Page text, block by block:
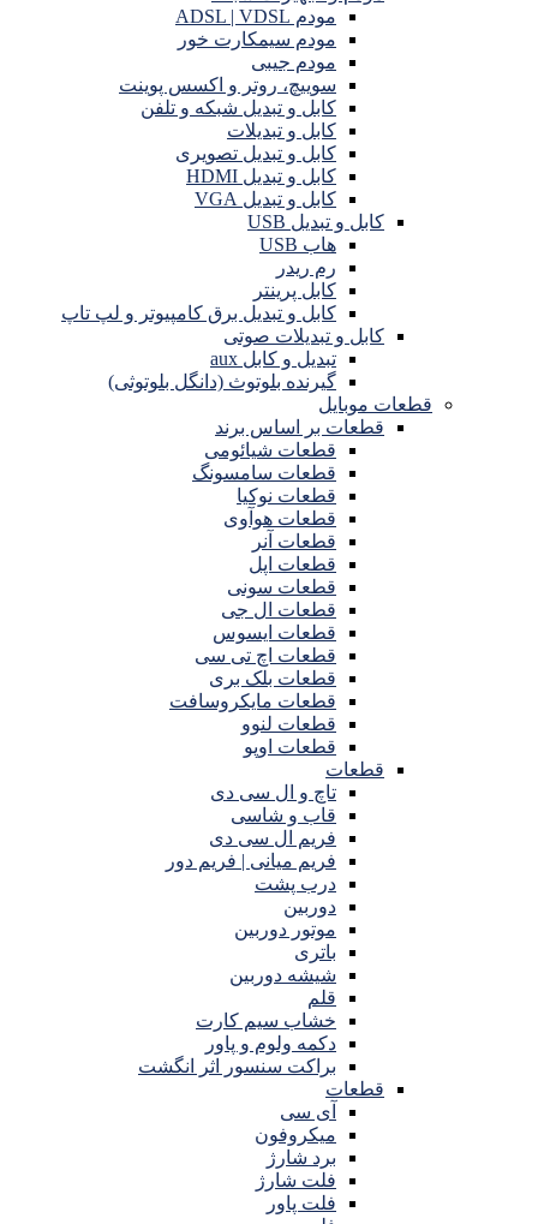
مودم ADSL | VDSL
مودم سیمکارت خور
مودم جیبی
سوییچ، روتر و اکسس پوینت
کابل و تبدیل شبکه و تلفن
کابل و تبدیلات
کابل و تبدیل تصویری
کابل و تبدیل HDMI
کابل و تبدیل VGA
کابل و تبدیل USB
هاب USB
رم ریدر
کابل پرینتر
کابل و تبدیل برق کامپیوتر و لپ تاپ
کابل و تبدیلات صوتی
تبدیل و کابل aux
گیرنده بلوتوث (دانگل بلوتوثی)
قطعات موبایل
قطعات بر اساس برند
قطعات شیائومی
قطعات سامسونگ
قطعات نوکیا
قطعات هوآوی
قطعات آنر
قطعات اپل
قطعات سونی
قطعات ال جی
قطعات ایسوس
قطعات اچ تی سی
قطعات بلک بری
قطعات مایکروسافت
قطعات لنوو
قطعات اوپو
قطعات
تاچ و ال سی دی
قاب و شاسی
فریم ال سی دی
فریم میانی | فریم دور
درب پشت
دوربین
موتور دوربین
باتری
شیشه دوربین
قلم
خشاب سیم کارت
دکمه ولوم و پاور
براکت سنسور اثر انگشت
قطعات
آی سی
میکروفون
برد شارژ
فلت شارژ
فلت پاور